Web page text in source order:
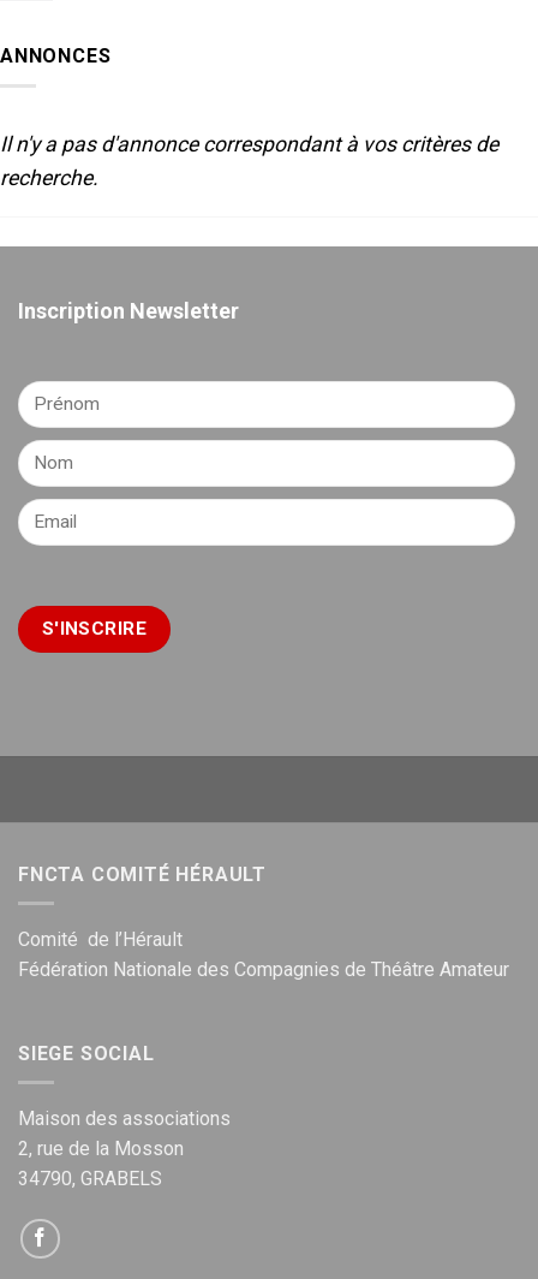
ANNONCES
Il n'y a pas d'annonce correspondant à vos critères de
recherche.
Inscription Newsletter
FNCTA COMITÉ HÉRAULT
Comité de l’Hérault
Fédération Nationale des Compagnies de Théâtre Amateur
SIEGE SOCIAL
Maison des associations
2, rue de la Mosson
34790, GRABELS